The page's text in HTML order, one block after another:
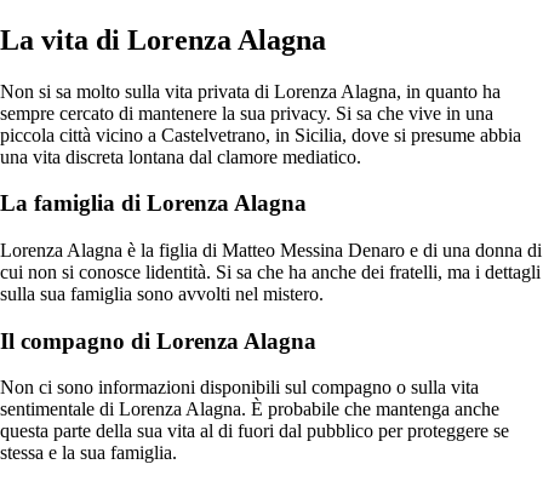
La vita di Lorenza Alagna
Non si sa molto sulla vita privata di Lorenza Alagna, in quanto ha
sempre cercato di mantenere la sua privacy. Si sa che vive in una
piccola città vicino a Castelvetrano, in Sicilia, dove si presume abbia
una vita discreta lontana dal clamore mediatico.
La famiglia di Lorenza Alagna
Lorenza Alagna è la figlia di Matteo Messina Denaro e di una donna di
cui non si conosce lidentità. Si sa che ha anche dei fratelli, ma i dettagli
sulla sua famiglia sono avvolti nel mistero.
Il compagno di Lorenza Alagna
Non ci sono informazioni disponibili sul compagno o sulla vita
sentimentale di Lorenza Alagna. È probabile che mantenga anche
questa parte della sua vita al di fuori dal pubblico per proteggere se
stessa e la sua famiglia.